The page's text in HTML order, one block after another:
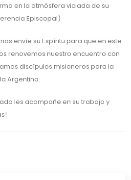
en la atmósfera viciada de su
Episcopal)
envíe su Espíritu para que en este
renovemos nuestro encuentro con
discípulos misioneros para la
Argentina.
les acompañe en su trabajo y